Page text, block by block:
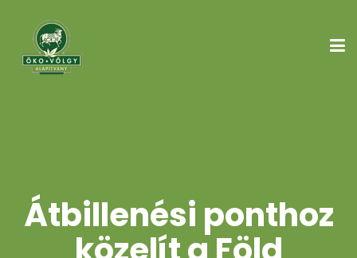
Átbillenési ponthoz